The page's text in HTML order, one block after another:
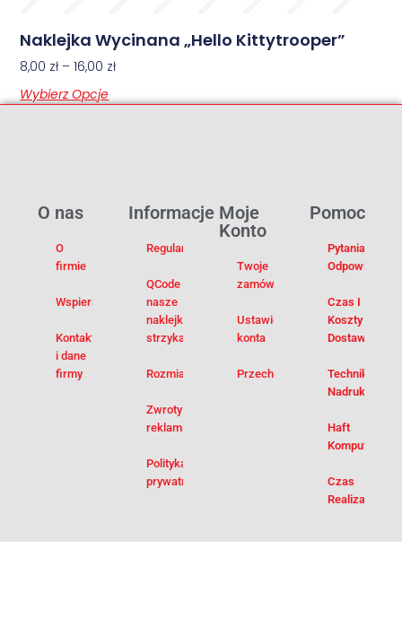
Naklejka Wycinana „Hello Kittytrooper”
8,00 zł – 16,00 zł
Wybierz Opcje
Pomoc
Pytania I
Odpowiedzi
Czas I
Koszty
Dostawy
Techniki
Nadruku
Haft
Komputerowy
Czas
Realizacji
Moje
Konto
Twoje
zamówienia
Ustawienia
konta
Przechowalnia
Informacje
Regulamin
QCode –
nasze
naklejki na
strzykawki
Rozmiarówka
Zwroty i
reklamacje
Polityka
prywatności
O nas
O
firmie
Wspieramy
Kontakt
i dane
firmy